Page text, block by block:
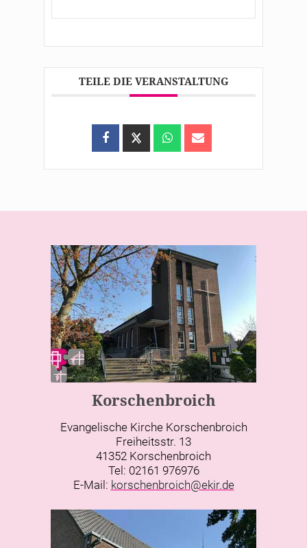
TEILE DIE VERANSTALTUNG
Korschenbroich
Evangelische Kirche Korschenbroich
Freiheitsstr. 13
41352 Korschenbroich
Tel: 02161 976976
E-Mail: korschenbroich@ekir.de